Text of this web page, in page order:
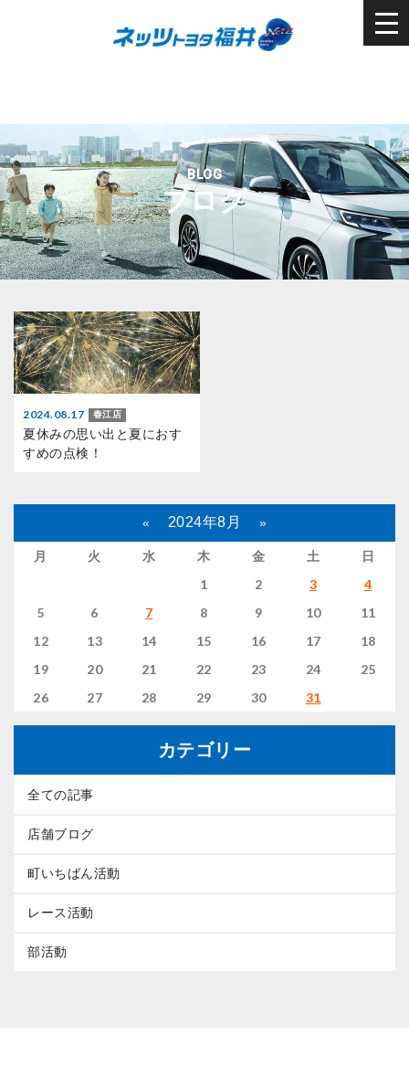
BLOG
ブログ
2024.08.17 春江店
夏休みの思い出と夏におす
すめの点検！
« 2024年8月 »
月 火 水 木 金 土
日
1
2 3
4
5
6 7 8 9 10
11
12
13 14 15 16 17
18
19
20 21 22 23 24
25
26
27 28 29 30 31
カテゴリー
全ての記事
店舗ブログ
町いちばん活動
レース活動
部活動